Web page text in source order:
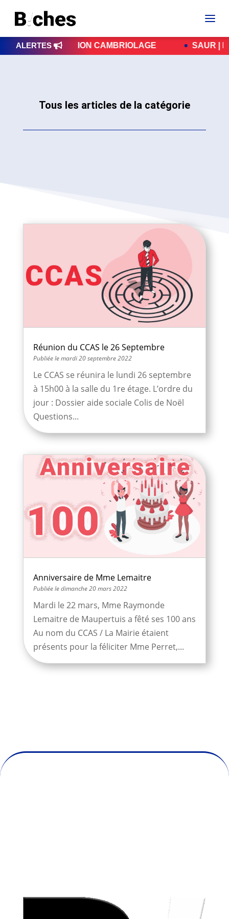
ALERTES
| PRÉVENTION CAMBRIOLAGE SAUR |
Tous les articles de la catégorie
Réunion du CCAS le 26 Septembre
mardi 20 septembre 2022
Le CCAS se réunira le lundi 26 septembre
à 15h00 à la salle du 1re étage. L’ordre du
jour : Dossier aide sociale Colis de Noël
Questions...
Anniversaire de Mme Lemaitre
dimanche 20 mars 2022
Mardi le 22 mars, Mme Raymonde
Lemaitre de Maupertuis a fêté ses 100 ans
Au nom du CCAS / La Mairie étaient
présents pour la féliciter Mme Perret,...